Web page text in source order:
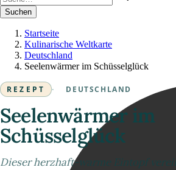
Suchen
Startseite
Kulinarische Weltkarte
Deutschland
Seelenwärmer im Schüsselglück
REZEPT · DEUTSCHLAND
Seelenwärmer im
Schüsselglück
Dieser herzhaft-warme Eintopf